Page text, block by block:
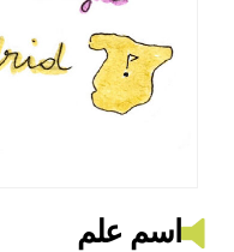
اسم علم